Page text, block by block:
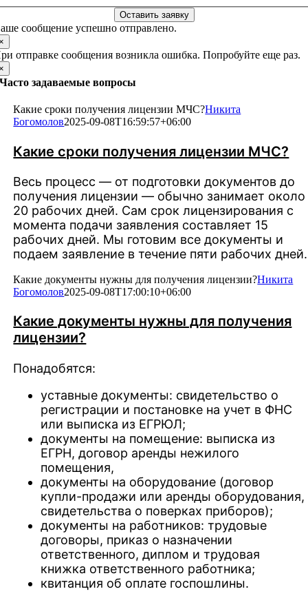
Оставить заявку
сообщение успешно отправлено.
отправке сообщения возникла ошибка. Попробуйте еще раз.
Часто задаваемые вопросы
Какие сроки получения лицензии МЧС?Никита
Богомолов2025-09-08T16:59:57+06:00
Какие сроки получения лицензии МЧС?
Весь процесс — от подготовки документов до
получения лицензии — обычно занимает около
20 рабочих дней. Сам срок лицензирования с
момента подачи заявления составляет 15
рабочих дней. Мы готовим все документы и
подаем заявление в течение пяти рабочих дней.
Какие документы нужны для получения лицензии?Никита
Богомолов2025-09-08T17:00:10+06:00
Какие документы нужны для получения
лицензии?
Понадобятся:
уставные документы: свидетельство о
регистрации и постановке на учет в ФНС
или выписка из ЕГРЮЛ;
документы на помещение: выписка из
ЕГРН, договор аренды нежилого
помещения,
документы на оборудование (договор
купли-продажи или аренды оборудования,
свидетельства о поверках приборов);
документы на работников: трудовые
договоры, приказ о назначении
ответственного, диплом и трудовая
книжка ответственного работника;
квитанция об оплате госпошлины.